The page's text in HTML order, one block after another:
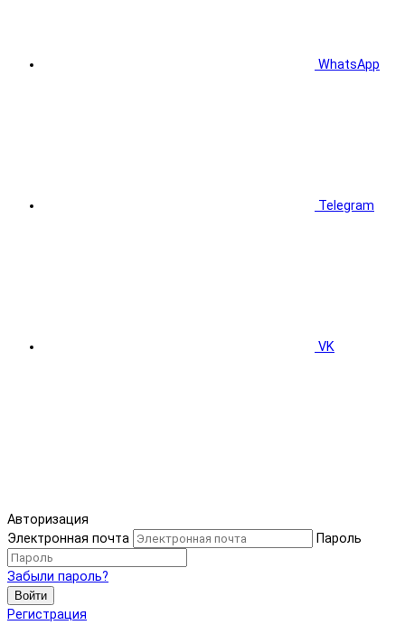
WhatsApp
Telegram
VK
Авторизация
Электронная почта
Пароль
Забыли пароль?
Войти
Регистрация